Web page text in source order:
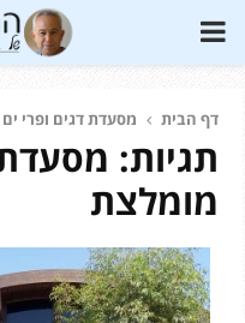
PRIMARY
דף הבית מסעדת דגים ופרי
תגיות:
מומלצת